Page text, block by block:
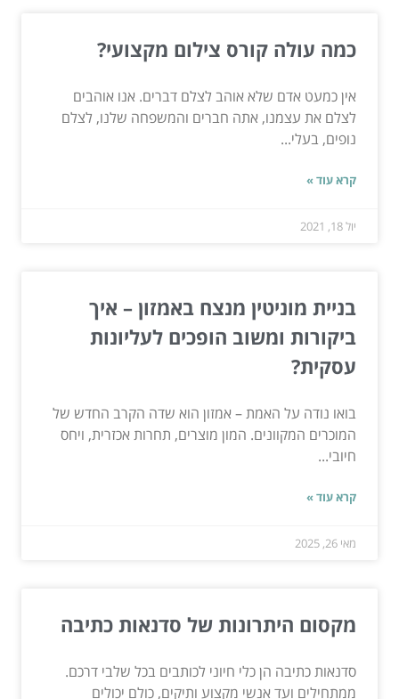
כמה עולה קורס צילום מקצועי?
אין כמעט אדם שלא אוהב לצלם דברים. אנו אוהבים
לצלם את עצמנו, אתה חברים והמשפחה שלנו, לצלם
נופים, בעלי...
קרא עוד »
יול 18, 2021
בניית מוניטין מנצח באמזון – איך
ביקורות ומשוב הופכים לעליונות
עסקית?
בואו נודה על האמת – אמזון הוא שדה הקרב החדש של
המוכרים המקוונים. המון מוצרים, תחרות אכזרית, ויחס
חיובי...
קרא עוד »
מאי 26, 2025
מקסום היתרונות של סדנאות כתיבה
סדנאות כתיבה הן כלי חיוני לכותבים בכל שלבי דרכם.
ממתחילים ועד אנשי מקצוע ותיקים, כולם יכולים